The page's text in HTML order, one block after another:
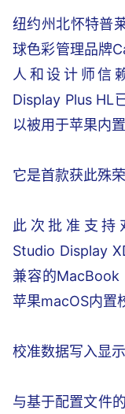
纽约州北怀特普
球色彩管理品牌
人和设计师信
Display Plus HL
以被用于苹果内
它是首款获此殊
此次批准支持
Studio Display
兼容的MacBook
苹果macOS内置
校准数据写入显
与基于配置文件